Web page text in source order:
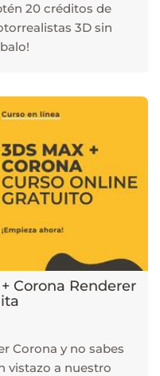
20 créditos de
3D sin
Corona Renderer
Corona y no sabes
vistazo a nuestro